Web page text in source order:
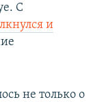
С
и
не только о